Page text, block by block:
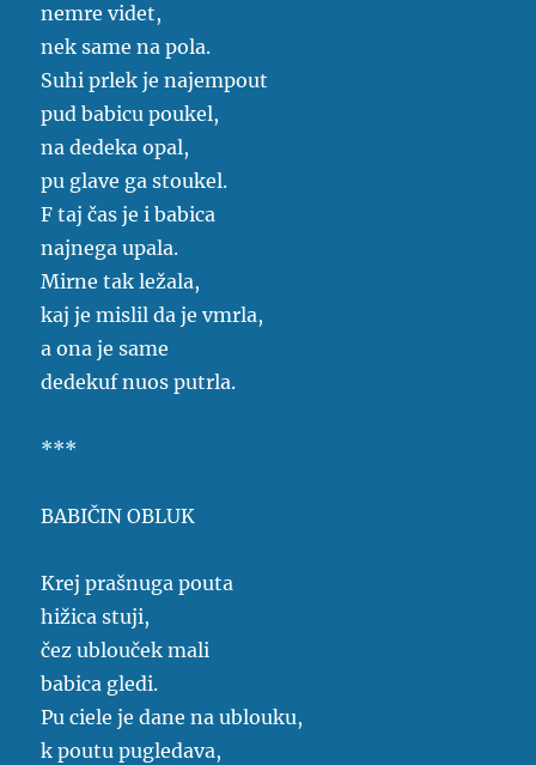
nemre videt,
nek same na pola.
Suhi prlek je najempout
pud babicu poukel,
na dedeka opal,
pu glave ga stoukel.
F taj čas je i babica
najnega upala.
Mirne tak ležala,
kaj je mislil da je vmrla,
a ona je same
dedekuf nuos putrla.
***
BABIČIN OBLUK
Krej prašnuga pouta
hižica stuji,
čez ublouček mali
babica gledi.
Pu ciele je dane na ublouku,
k poutu pugledava,